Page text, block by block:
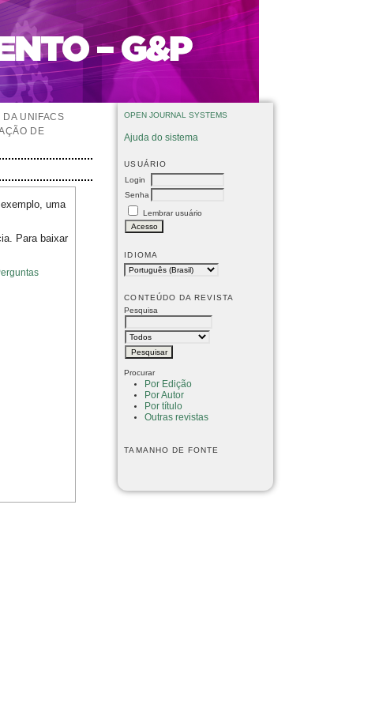
OPEN JOURNAL SYSTEMS
Ajuda do sistema
USUÁRIO
Login
Senha
Lembrar usuário
IDIOMA
CONTEÚDO DA REVISTA
Pesquisa
Procurar
Por Edição
Por Autor
Por título
Outras revistas
TAMANHO DE FONTE
DA UNIFACS
DE
uma
Para baixar